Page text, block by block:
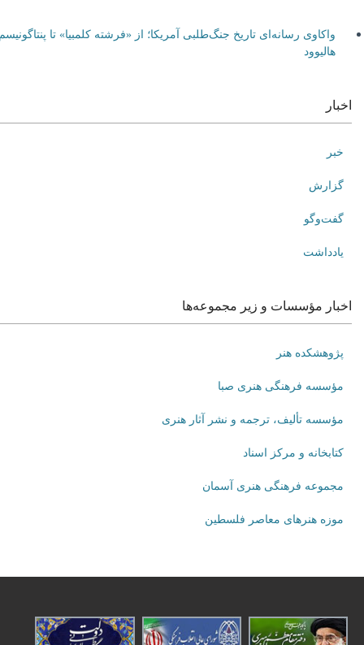
واکاوی رسانه‌ای تاریخ جنگ‌طلبی آمریکا؛ از «فرشته کلمبیا» تا پنتاگونیسم
هالیوود
اخبار
خبر
گزارش
گفت‌وگو
یادداشت
اخبار مؤسسات و زیر مجموعه‌ها
پژوهشکده هنر
مؤسسه فرهنگی هنری صبا
مؤسسه تألیف، ترجمه و نشر آثار هنری
کتابخانه و مرکز اسناد
مجموعه فرهنگی هنری آسمان
موزه هنرهای‌ معاصر فلسطین